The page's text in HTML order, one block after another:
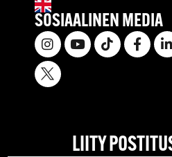
SOSIAALINEN MEDIA
LIITY